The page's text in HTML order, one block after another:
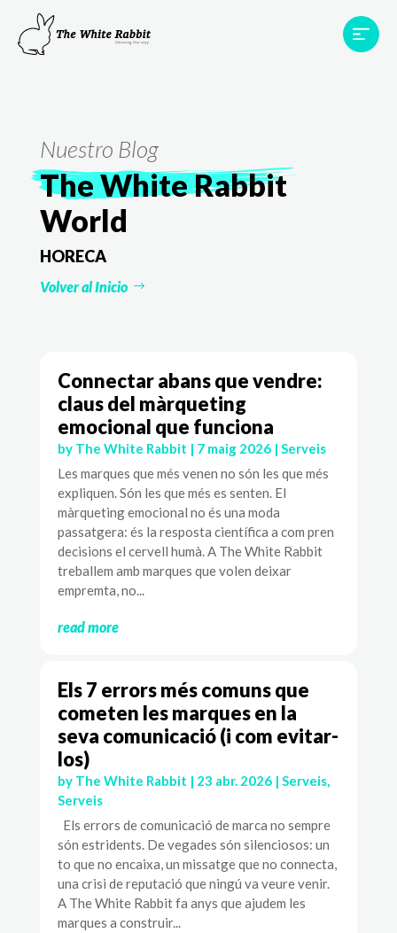
Projectes
Nuestro Blog
The White Rabbit
World
HORECA
Volver al Inicio
Connectar abans que vendre:
claus del màrqueting
emocional que funciona
by The White Rabbit | 7 maig 2026| Serveis
Les marques que més venen no són les que més
expliquen. Són les que més es senten. El
màrqueting emocional no és una moda
passatgera: és la resposta científica a com pren
decisions el cervell humà. A The White Rabbit
treballem amb marques que volen deixar
empremta, no...
read more
Els 7 errors més comuns que
cometen les marques en la
seva comunicació (i com evitar-
los)
by The White Rabbit | 23 abr. 2026| Serveis,
Serveis
Els errors de comunicació de marca no sempre
són estridents. De vegades són silenciosos: un
to que no encaixa, un missatge que no connecta,
una crisi de reputació que ningú va veure venir.
A The White Rabbit fa anys que ajudem les
marques a construir...